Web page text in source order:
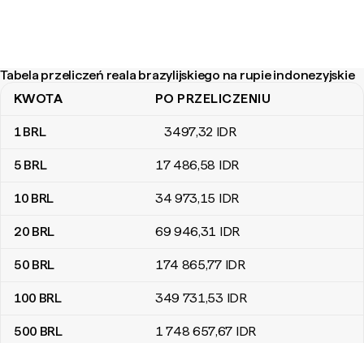
Tabela przeliczeń reala brazylijskiego na rupie indonezyjskie
Tabela przeliczeń reala brazylijskiego na rupie indonezyjskie
KWOTA PO PRZELICZENIU
1BRL 3497,32 IDR
5 BRL 17 486,58 IDR
10 BRL 34 973,15 IDR
20 BRL 69 946,31 IDR
50 BRL 174 865,77 IDR
100 BRL 349 731,53 IDR
500 BRL 1 748 657,67 IDR